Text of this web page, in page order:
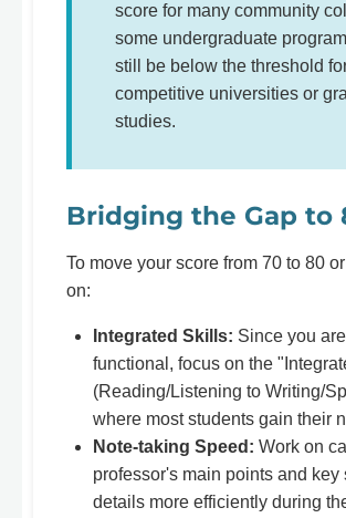
score for many community
some undergraduate
still be below the threshold
competitive universities or
studies.
Bridging the Gap to
To move your score from 70 to 80
on:
Integrated Skills: Since you
functional, focus on the
(Reading/Listening to Writing/
where most students gain their
Note-taking Speed: Work on
professor's main points and key
details more efficiently during